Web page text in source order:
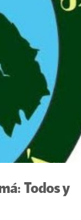
Todos y